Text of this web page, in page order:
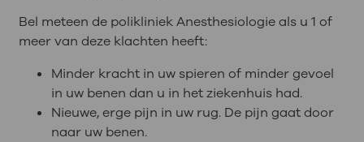
Bel meteen de polikliniek Anesthesiologie als u 1 of
meer van deze klachten heeft:
Minder kracht in uw spieren of minder gevoel
in uw benen dan u in het ziekenhuis had.
Nieuwe, erge pijn in uw rug. De pijn gaat door
naar uw benen.